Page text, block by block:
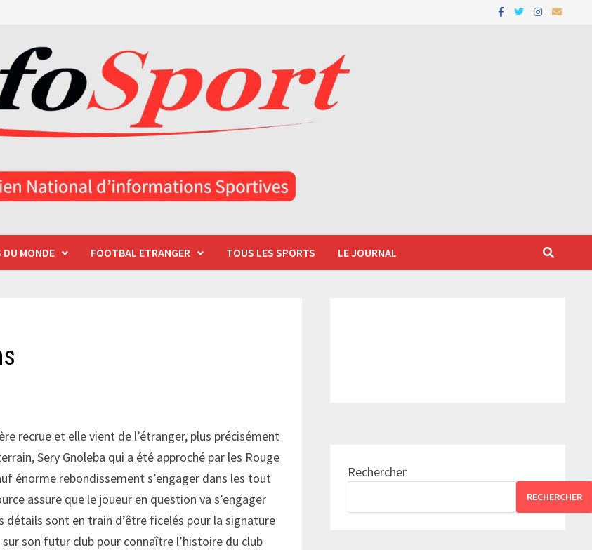
DU MONDE FOOTBAL ETRANGER TOUS LES SPORTS LE JOURNAL
recrue et elle vient de l’étranger, plus précisément
Sery Gnoleba qui a été approché par les Rouge
énorme rebondissement s’engager dans les tout
assure que le joueur en question va s’engager
détails sont en train d’être ficelés pour la signature
son futur club pour connaître l’histoire du club
Rechercher
RECHERCHER